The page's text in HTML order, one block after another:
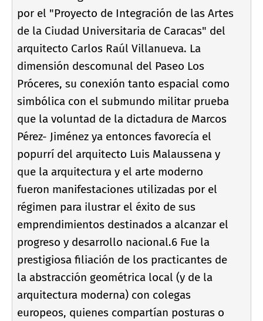
por el "Proyecto de Integración de las Artes
de la Ciudad Universitaria de Caracas" del
arquitecto Carlos Raúl Villanueva. La
dimensión descomunal del Paseo Los
Próceres, su conexión tanto espacial como
simbólica con el submundo militar prueba
que la voluntad de la dictadura de Marcos
Pérez- Jiménez ya entonces favorecí­a el
popurrí­ del arquitecto Luis Malaussena y
que la arquitectura y el arte moderno
fueron manifestaciones utilizadas por el
régimen para ilustrar el éxito de sus
emprendimientos destinados a alcanzar el
progreso y desarrollo nacional.6 Fue la
prestigiosa filiación de los practicantes de
la abstracción geométrica local (y de la
arquitectura moderna) con colegas
europeos, quienes compartí­an posturas o